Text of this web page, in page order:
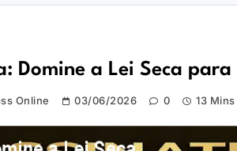
Domine a Lei Seca para
Online 03/06/2026 0 13 Mins